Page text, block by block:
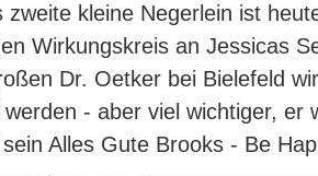
zweite kleine Negerlein ist
Wirkungskreis an Jessicas
Dr. Oetker bei Bielefeld
- aber viel wichtiger, er
Alles Gute Brooks - Be